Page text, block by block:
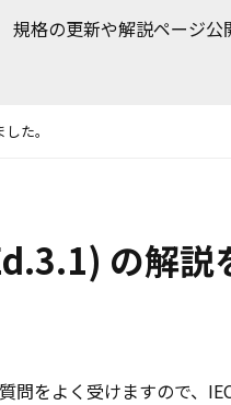
規格の更新や解説ページ公
た。
の解説
問をよく受けますので、